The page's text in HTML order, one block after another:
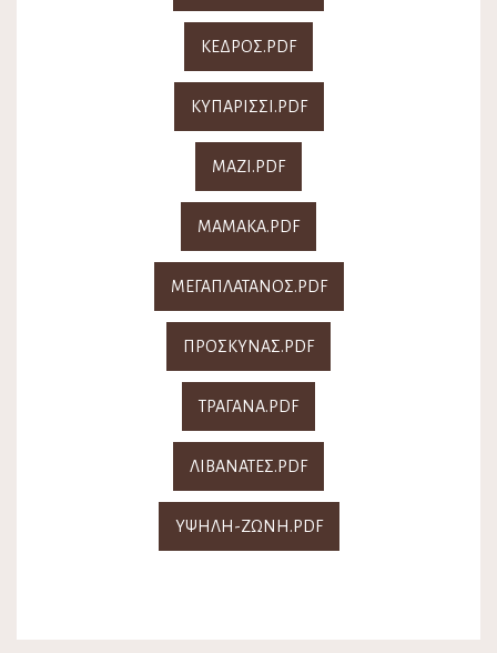
ΚΕΔΡΟΣ.PDF
ΚΥΠΑΡΙΣΣΙ.PDF
ΜΑΖΙ.PDF
ΜΑΜΑΚΑ.PDF
ΜΕΓΑΠΛΑΤΑΝΟΣ.PDF
ΠΡΟΣΚΥΝΑΣ.PDF
ΤΡΑΓΑΝΑ.PDF
ΛΙΒΑΝΑΤΕΣ.PDF
ΥΨΗΛΗ-ΖΩΝΗ.PDF